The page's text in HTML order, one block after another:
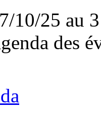
10/25 au
des